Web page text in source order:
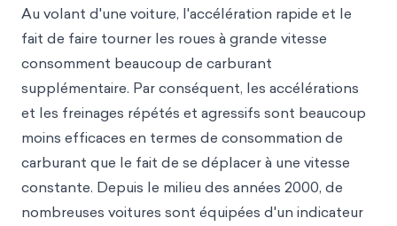
Au volant d'une voiture, l'accélération rapide et le
fait de faire tourner les roues à grande vitesse
consomment beaucoup de carburant
supplémentaire. Par conséquent, les accélérations
et les freinages répétés et agressifs sont beaucoup
moins efficaces en termes de consommation de
carburant que le fait de se déplacer à une vitesse
constante. Depuis le milieu des années 2000, de
nombreuses voitures sont équipées d'un indicateur